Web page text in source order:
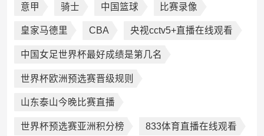
意甲 骑士 中国篮球 比赛录像
皇家马德里 CBA 央视cctv5+直播在线观看
中国女足世界杯最好成绩是第几名
世界杯欧洲预选赛晋级规则
山东泰山今晚比赛直播
世界杯预选赛亚洲积分榜 833体育直播在线观看